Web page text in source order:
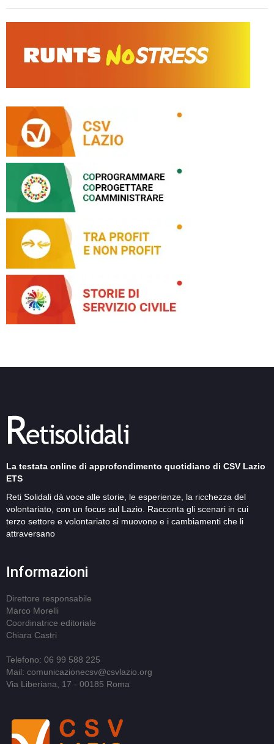
La testata online di approfondimento quotidiano di CSV Lazio
ETS
Reti Solidali dà voce alle storie, le esperienze, la ricchezza del
volontariato, con un focus sul Lazio. Racconta gli scenari in cui
terzo settore e volontariato si muovono e i cambiamenti che li
attraversano
Informazioni
Direttore responsabile
Marco Morelli
Coordinatrice editoriale
Chiara Castri
Telefono: 06 99 588 225
Mail: comunicazionecsv@csvlazio.org
Via Liberiana, 17 - 00185 Roma